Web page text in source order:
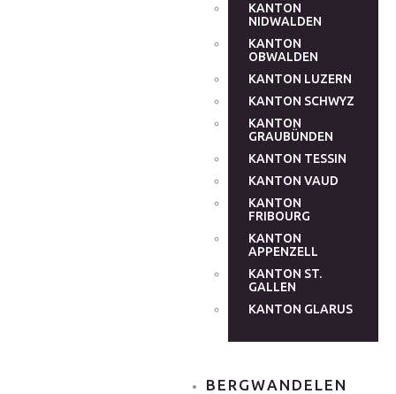
KANTON
NIDWALDEN
KANTON
OBWALDEN
KANTON LUZERN
KANTON SCHWYZ
KANTON
GRAUBÜNDEN
KANTON TESSIN
KANTON VAUD
KANTON
FRIBOURG
KANTON
APPENZELL
KANTON ST.
GALLEN
KANTON GLARUS
BERGWANDELEN